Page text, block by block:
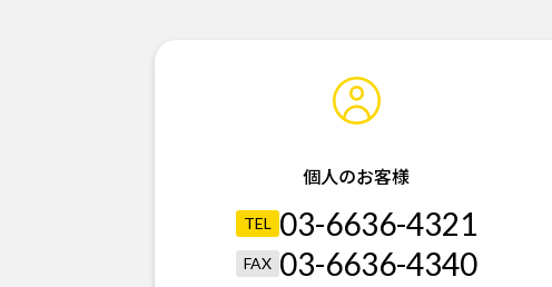
個人のお客様
TEL 03-6636-4321
FAX 03-6636-4340